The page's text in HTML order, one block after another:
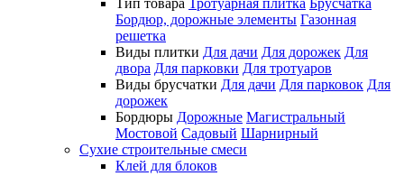
Тип товара Тротуарная плитка Брусчатка
Бордюр, дорожные элементы Газонная
решетка
Виды плитки Для дачи Для дорожек Для
двора Для парковки Для тротуаров
Виды брусчатки Для дачи Для парковок Для
дорожек
Бордюры Дорожные Магистральный
Мостовой Садовый Шарнирный
Сухие строительные смеси
Клей для блоков